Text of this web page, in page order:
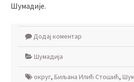
Шумадије.
Додај коментар
Шумадија
oкруг, Биљана Илић Стошић,